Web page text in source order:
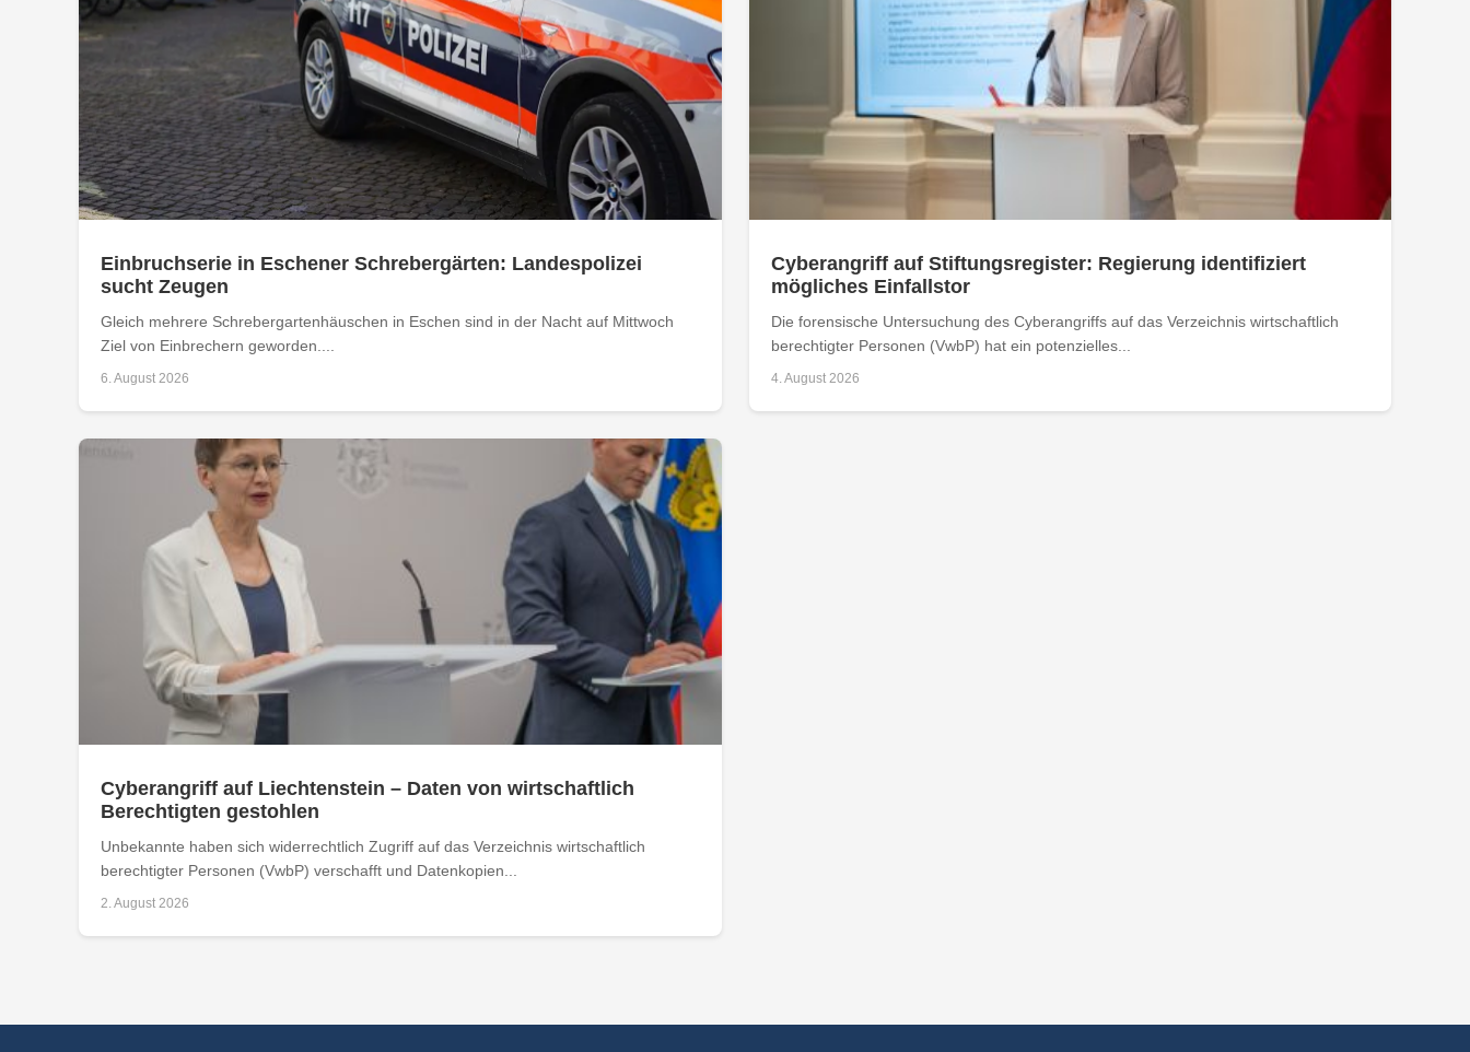
Einbruchserie in Eschener Schrebergärten: Landespolizei
sucht Zeugen
Gleich mehrere Schrebergartenhäuschen in Eschen sind in der Nacht auf Mittwoch
Ziel von Einbrechern geworden....
6. August 2026
Cyberangriff auf Stiftungsregister: Regierung identifiziert
mögliches Einfallstor
Die forensische Untersuchung des Cyberangriffs auf das Verzeichnis wirtschaftlich
berechtigter Personen (VwbP) hat ein potenzielles...
4. August 2026
Cyberangriff auf Liechtenstein – Daten von wirtschaftlich
Berechtigten gestohlen
Unbekannte haben sich widerrechtlich Zugriff auf das Verzeichnis wirtschaftlich
berechtigter Personen (VwbP) verschafft und Datenkopien...
2. August 2026